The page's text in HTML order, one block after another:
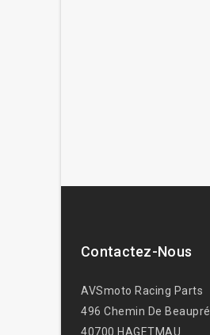
Contactez-Nous
AVSmoto Racing Parts
496 Chemin De Beaupré
40700 HAGETMAU